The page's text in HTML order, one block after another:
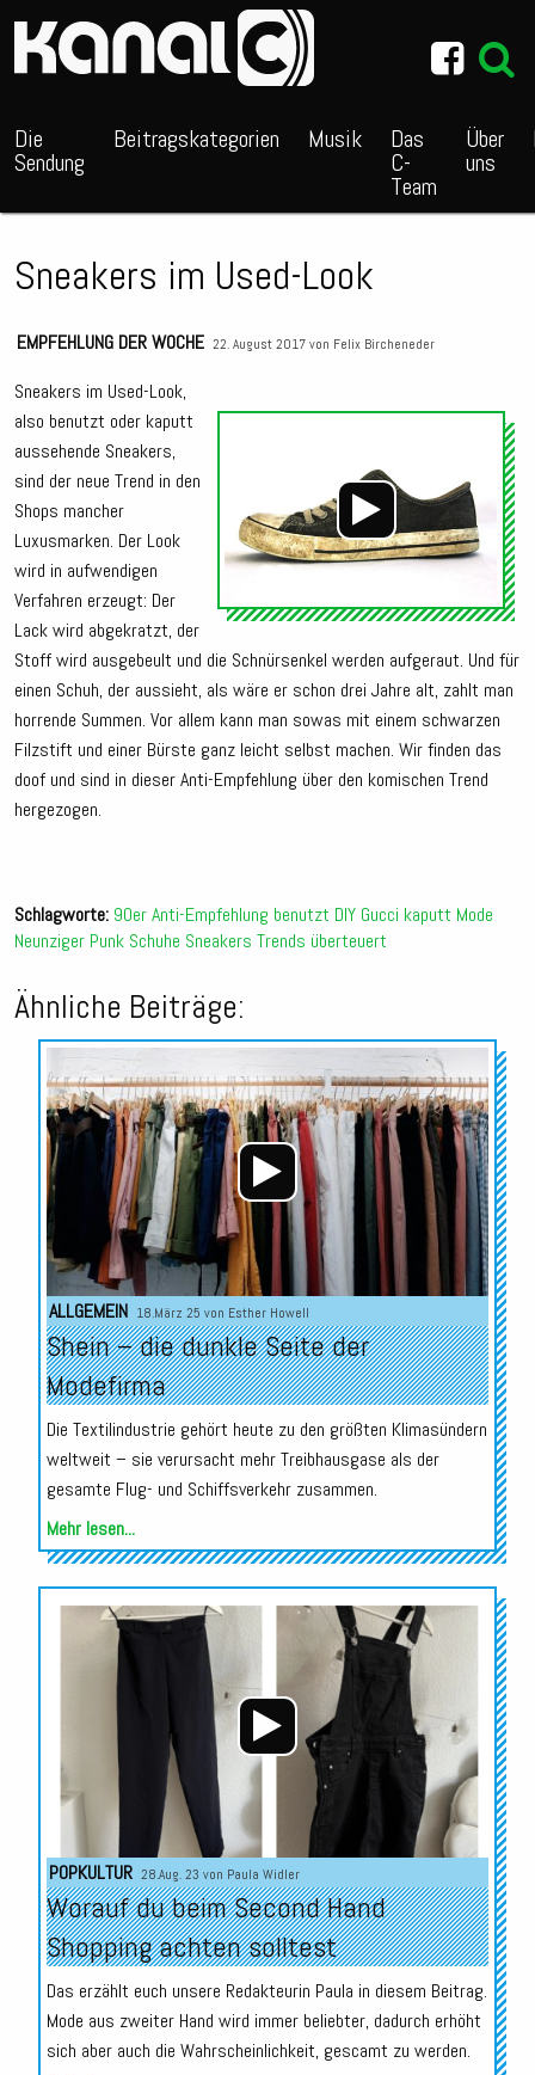
Die
Sendung
Beitragskategorien Musik Das
C-
Team
Über
uns
Sneakers im Used-Look
EMPFEHLUNG DER WOCHE 22. August 2017 von Felix Bircheneder
Sneakers im Used-Look,
also benutzt oder kaputt
aussehende Sneakers,
sind der neue Trend in den
Shops mancher
Luxusmarken. Der Look
wird in aufwendigen
Verfahren erzeugt: Der
Lack wird abgekratzt, der
Stoff wird ausgebeult und die Schnürsenkel werden aufgeraut. Und für
einen Schuh, der aussieht, als wäre er schon drei Jahre alt, zahlt man
horrende Summen. Vor allem kann man sowas mit einem schwarzen
Filzstift und einer Bürste ganz leicht selbst machen. Wir finden das
doof und sind in dieser Anti-Empfehlung über den komischen Trend
hergezogen.
Schlagworte: 90erAnti-Empfehlung benutzt DIY Gucci kaputt Mode
Neunziger Punk Schuhe Sneakers Trends überteuert
Ähnliche Beiträge:
Audio-
Player
ALLGEMEIN 18.März 25 von Esther Howell
Shein – die dunkle Seite der
Modefirma
Die Textilindustrie gehört heute zu den größten Klimasündern
weltweit – sie verursacht mehr Treibhausgase als der
gesamte Flug- und Schiffsverkehr zusammen.
Mehr lesen...
Audio-
Player
POPKULTUR 28.Aug. 23 von Paula Widler
Worauf du beim Second Hand
Shopping achten solltest
Das erzählt euch unsere Redakteurin Paula in diesem Beitrag.
Mode aus zweiter Hand wird immer beliebter, dadurch erhöht
sich aber auch die Wahrscheinlichkeit, gescamt zu werden.